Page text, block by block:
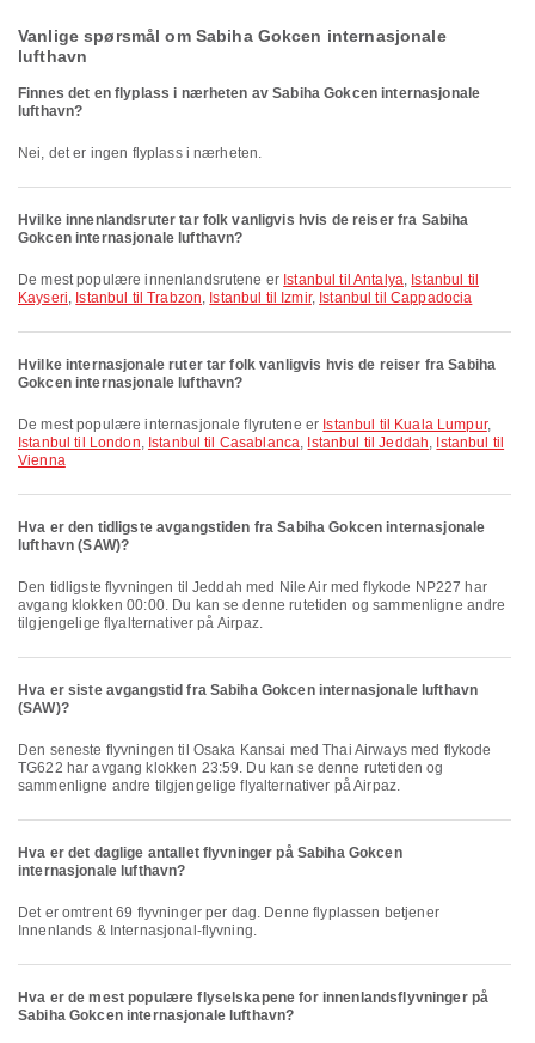
Vanlige spørsmål om Sabiha Gokcen internasjonale
lufthavn
Finnes det en flyplass i nærheten av Sabiha Gokcen internasjonale
lufthavn?
Nei, det er ingen flyplass i nærheten.
Hvilke innenlandsruter tar folk vanligvis hvis de reiser fra Sabiha
Gokcen internasjonale lufthavn?
De mest populære innenlandsrutene er Istanbul til Antalya, Istanbul til
Kayseri, Istanbul til Trabzon, Istanbul til Izmir, Istanbul til Cappadocia
Hvilke internasjonale ruter tar folk vanligvis hvis de reiser fra Sabiha
Gokcen internasjonale lufthavn?
De mest populære internasjonale flyrutene er Istanbul til Kuala Lumpur,
Istanbul til London, Istanbul til Casablanca, Istanbul til Jeddah, Istanbul til
Vienna
Hva er den tidligste avgangstiden fra Sabiha Gokcen internasjonale
lufthavn (SAW)?
Den tidligste flyvningen til Jeddah med Nile Air med flykode NP227 har
avgang klokken 00:00. Du kan se denne rutetiden og sammenligne andre
tilgjengelige flyalternativer på Airpaz.
Hva er siste avgangstid fra Sabiha Gokcen internasjonale lufthavn
(SAW)?
Den seneste flyvningen til Osaka Kansai med Thai Airways med flykode
TG622 har avgang klokken 23:59. Du kan se denne rutetiden og
sammenligne andre tilgjengelige flyalternativer på Airpaz.
Hva er det daglige antallet flyvninger på Sabiha Gokcen
internasjonale lufthavn?
Det er omtrent 69 flyvninger per dag. Denne flyplassen betjener
Innenlands & Internasjonal-flyvning.
Hva er de mest populære flyselskapene for innenlandsflyvninger på
Sabiha Gokcen internasjonale lufthavn?